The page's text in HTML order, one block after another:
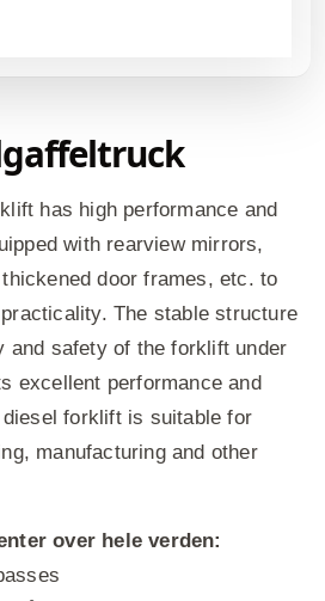
has high performance and
with rearview mirrors,
door frames, etc. to
The stable structure
and safety of the forklift under
excellent performance and
forklift is suitable for
manufacturing and other
over hele verden: